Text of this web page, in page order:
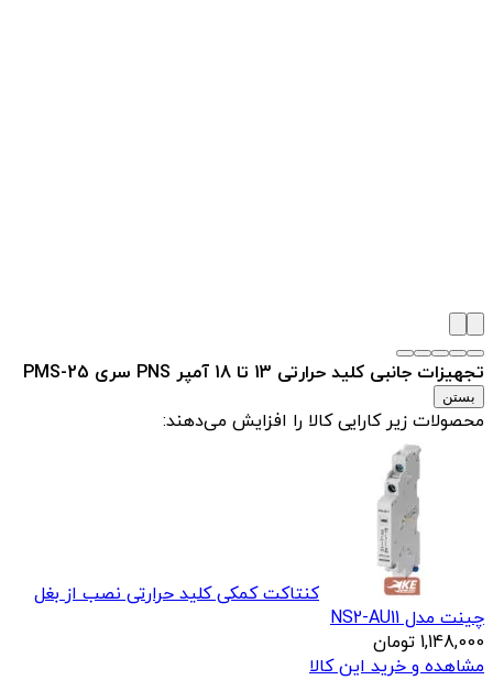
تجهیزات جانبی کلید حرارتی 13 تا 18 آمپر PNS سری PMS-25
بستن
محصولات زیر کارایی کالا را افزایش می‌دهند:
کنتاکت کمکی کلید حرارتی نصب از بغل
چینت مدل NS2-AU11
1,148,000 تومان
مشاهده و خرید این کالا